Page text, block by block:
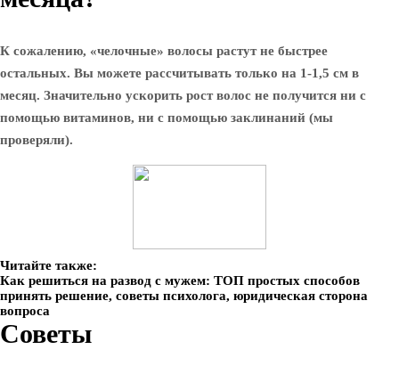
К сожалению, «челочные» волосы растут не быстрее
остальных. Вы можете рассчитывать только на 1-1,5 см в
месяц. Значительно ускорить рост волос не получится ни с
помощью витаминов, ни с помощью заклинаний (мы
проверяли).
Читайте также:
Как решиться на развод с мужем: ТОП простых способов
принять решение, советы психолога, юридическая сторона
вопроса
Советы